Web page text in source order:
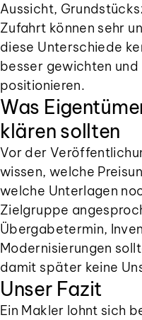
Aussicht,
Zufahrt können sehr
diese Unterschiede
besser gewichten
positionieren.
Was
klären sollten
Vor der
wissen, welche
welche Unterlagen
Zielgruppe
Übergabetermin,
Modernisierungen
damit später keine
Unser Fazit
Ein Makler lohnt sich